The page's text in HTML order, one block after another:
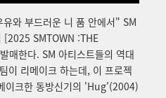
와 부드러운 니 품 안에서" SM
[2025 SMTOWN :THE
매한다. SM 아티스트들의 역대
이 리메이크 하는데, 이 프로젝
이크한 동방신기의 'Hug'(2004)